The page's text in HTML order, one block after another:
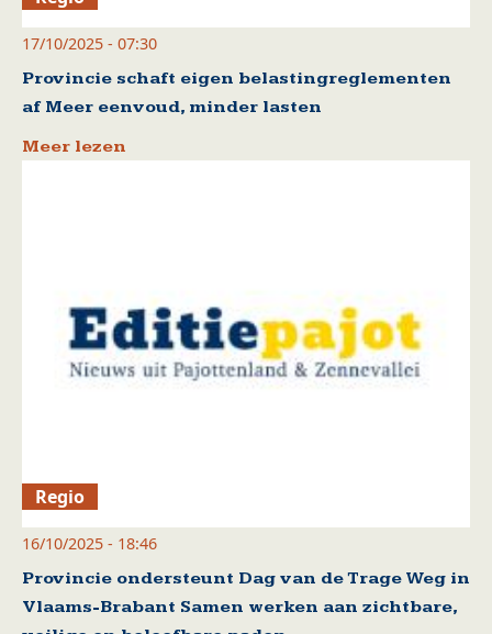
17/10/2025 - 07:30
Provincie schaft eigen belastingreglementen
af Meer eenvoud, minder lasten
Meer lezen
Regio
16/10/2025 - 18:46
Provincie ondersteunt Dag van de Trage Weg in
Vlaams-Brabant Samen werken aan zichtbare,